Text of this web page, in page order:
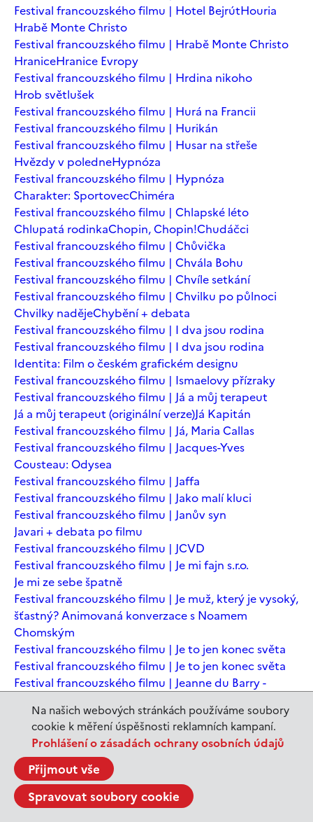
Na našich webových stránkách používáme soubory
cookie k měření úspěšnosti reklamních kampaní.
Prohlášení o zásadách ochrany osobních údajů
Přijmout vše
Spravovat soubory cookie
Festival francouzského filmu | Hotel BejrútHouria
Hrabě Monte Christo
Festival francouzského filmu | Hrabě Monte Christo
HraniceHranice Evropy
Festival francouzského filmu | Hrdina nikoho
Hrob světlušek
Festival francouzského filmu | Hurá na Francii
Festival francouzského filmu | Hurikán
Festival francouzského filmu | Husar na střeše
Hvězdy v poledneHypnóza
Festival francouzského filmu | Hypnóza
Charakter: SportovecChiméra
Festival francouzského filmu | Chlapské léto
Chlupatá rodinkaChopin, Chopin!Chudáčci
Festival francouzského filmu | Chůvička
Festival francouzského filmu | Chvála Bohu
Festival francouzského filmu | Chvíle setkání
Festival francouzského filmu | Chvilku po půlnoci
Chvilky nadějeChybění + debata
Festival francouzského filmu | I dva jsou rodina
Festival francouzského filmu | I dva jsou rodina
Identita: Film o českém grafickém designu
Festival francouzského filmu | Ismaelovy přízraky
Festival francouzského filmu | Já a můj terapeut
Já a můj terapeut (originální verze)Já Kapitán
Festival francouzského filmu | Já, Maria Callas
Festival francouzského filmu | Jacques-Yves
Cousteau: Odysea
Festival francouzského filmu | Jaffa
Festival francouzského filmu | Jako malí kluci
Festival francouzského filmu | Janův syn
Javari + debata po filmu
Festival francouzského filmu | JCVD
Festival francouzského filmu | Je mi fajn s.r.o.
Je mi ze sebe špatně
Festival francouzského filmu | Je muž, který je vysoký,
šťastný? Animovaná konverzace s Noamem
Chomským
Festival francouzského filmu | Je to jen konec světa
Festival francouzského filmu | Je to jen konec světa
Festival francouzského filmu | Jeanne du Barry -
Jeanne du Barry – Králova milenka
JEDEN SVĚT | Alláh není povinen
JEDEN SVĚT | Až mě zabásnou
JEDEN SVĚT | Carmela a ti, co prochází
JEDEN SVĚT | Dítě prachu
JEDEN SVĚT | Drobná nehoda